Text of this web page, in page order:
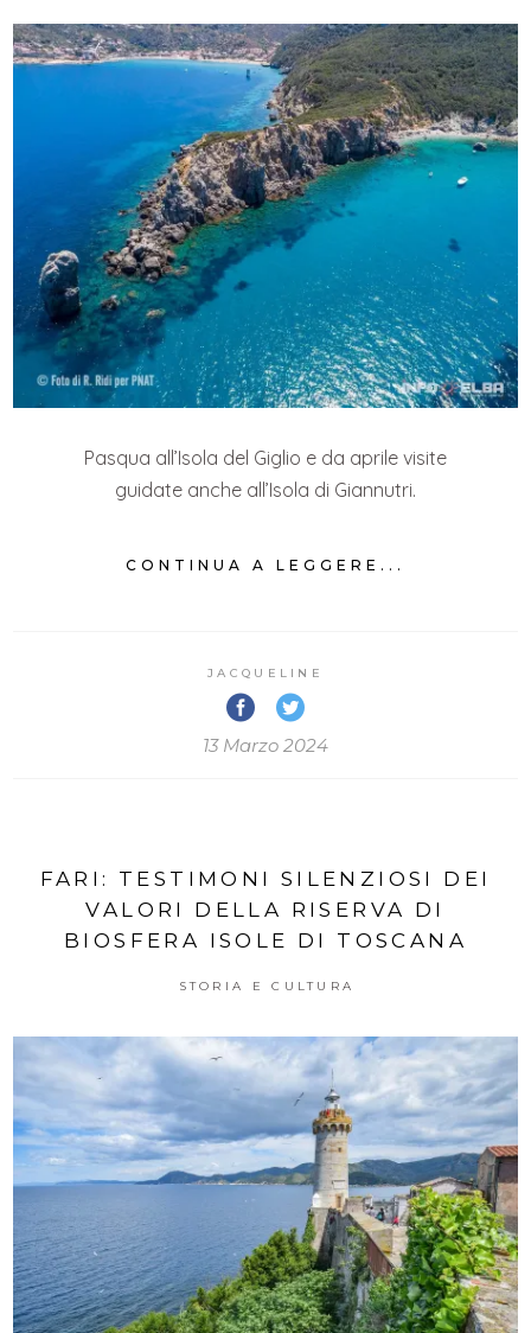
Pasqua all’Isola del Giglio e da aprile visite
guidate anche all’Isola di Giannutri.
CONTINUA A LEGGERE...
JACQUELINE
13 Marzo 2024
FARI: TESTIMONI SILENZIOSI DEI
VALORI DELLA RISERVA DI
BIOSFERA ISOLE DI TOSCANA
STORIA E CULTURA